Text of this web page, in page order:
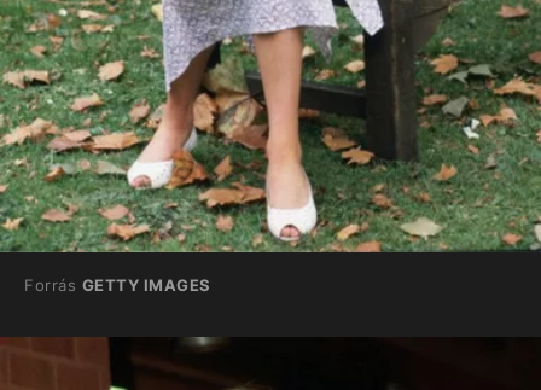
Forrás GETTY IMAGES